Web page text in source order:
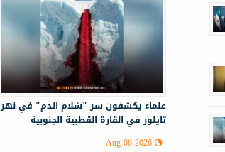
علماء يكشفون سر "شلام الدم" في نهر
تايلور في القارة القطبية الجنوبية
Aug 06 2026